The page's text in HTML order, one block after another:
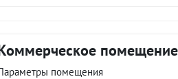
помещения